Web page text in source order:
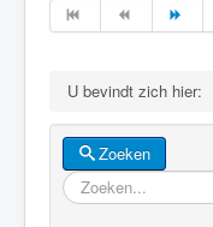
U bevindt zich hier:
Zoeken
Zoeken